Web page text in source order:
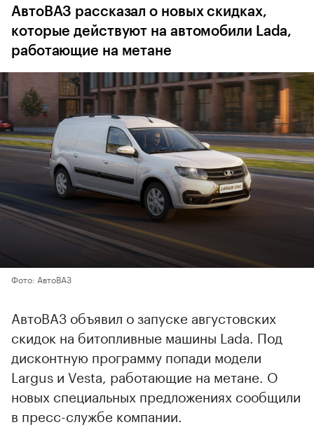
АвтоВАЗ рассказал о новых скидках,
которые действуют на автомобили Lada,
работающие на метане
Фото: АвтоВАЗ
АвтоВАЗ объявил о запуске августовских
скидок на битопливные машины Lada. Под
дисконтную программу попади модели
Largus и Vesta, работающие на метане. О
новых специальных предложениях сообщили
в пресс-службе компании.